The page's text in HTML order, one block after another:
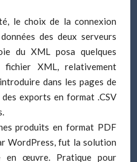
le choix de la connexion
des deux serveurs
du XML posa quelques
XML, relativement
dans les pages de
exports en format .CSV
produits en format PDF
WordPress, fut la solution
en œuvre. Pratique pour